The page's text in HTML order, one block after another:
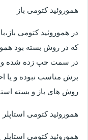
هموروئید کتومی باز
در هموروئید کتومی
که در روش بسته بود
در سمت چپ زده شده و
برش مناسب نبوده و یا
روش های باز و بسته
هموروئید کتومی استاپلر
هموروئید کتومی